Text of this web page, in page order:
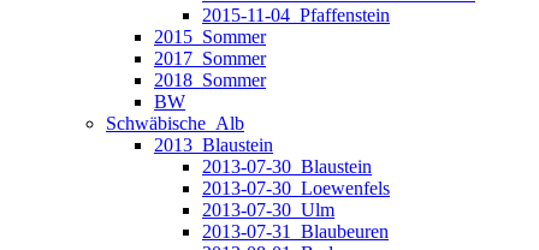
2015-11-04_Pfaffenstein
2015_Sommer
2017_Sommer
2018_Sommer
BW
Schwäbische_Alb
2013_Blaustein
2013-07-30_Blaustein
2013-07-30_Loewenfels
2013-07-30_Ulm
2013-07-31_Blaubeuren